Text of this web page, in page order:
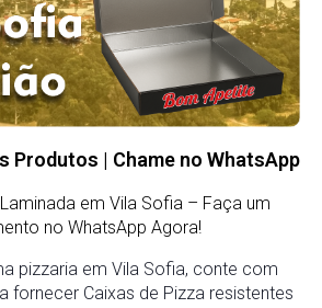
Produtos | Chame no WhatsApp
em Vila Sofia – Faça um
no WhatsApp Agora!
pizzaria em Vila Sofia, conte com
fornecer Caixas de Pizza resistentes